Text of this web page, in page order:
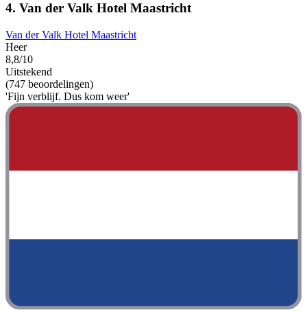
4. Van der Valk Hotel Maastricht
Van der Valk Hotel Maastricht
Heer
8,8/10
Uitstekend
(747 beoordelingen)
'Fijn verblijf. Dus kom weer'